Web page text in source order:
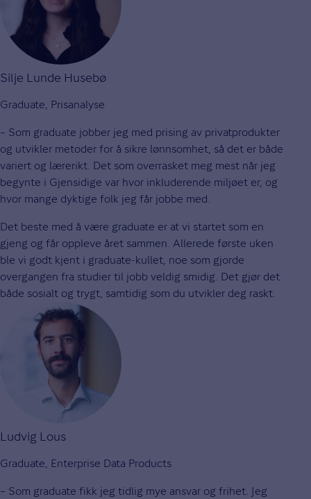
Silje Lunde Husebø
Graduate, Prisanalyse
– Som graduate jobber jeg med prising av privatprodukter
og utvikler metoder for å sikre lønnsomhet, så det er både
variert og lærerikt. Det som overrasket meg mest når jeg
begynte i Gjensidige var hvor inkluderende miljøet er, og
hvor mange dyktige folk jeg får jobbe med.
Det beste med å være graduate er at vi startet som en
gjeng og får oppleve året sammen. Allerede første uken
ble vi godt kjent i graduate-kullet, noe som gjorde
overgangen fra studier til jobb veldig smidig. Det gjør det
både sosialt og trygt, samtidig som du utvikler deg raskt.
Ludvig Lous
Graduate, Enterprise Data Products
– Som graduate fikk jeg tidlig mye ansvar og frihet. Jeg